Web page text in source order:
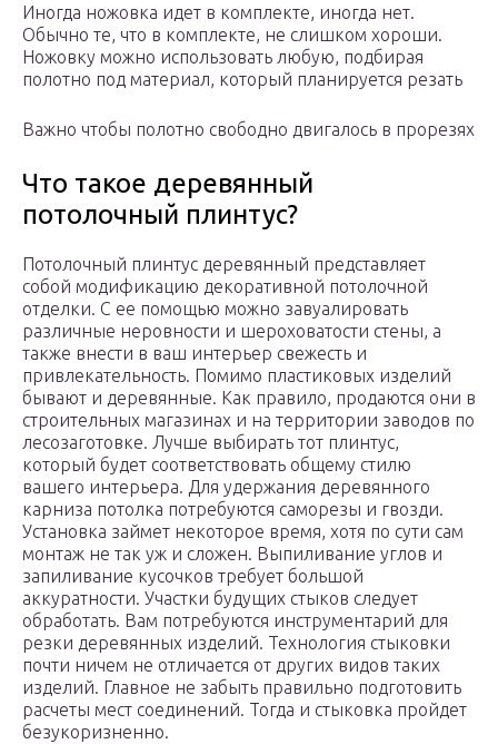
Иногда ножовка идет в комплекте, иногда нет.
Обычно те, что в комплекте, не слишком хороши.
Ножовку можно использовать любую, подбирая
полотно под материал, который планируется резать
Важно чтобы полотно свободно двигалось в прорезях
Что такое деревянный
потолочный плинтус?
Потолочный плинтус деревянный представляет
собой модификацию декоративной потолочной
отделки. С ее помощью можно завуалировать
различные неровности и шероховатости стены, а
также внести в ваш интерьер свежесть и
привлекательность. Помимо пластиковых изделий
бывают и деревянные. Как правило, продаются они в
строительных магазинах и на территории заводов по
лесозаготовке. Лучше выбирать тот плинтус,
который будет соответствовать общему стилю
вашего интерьера. Для удержания деревянного
карниза потолка потребуются саморезы и гвозди.
Установка займет некоторое время, хотя по сути сам
монтаж не так уж и сложен. Выпиливание углов и
запиливание кусочков требует большой
аккуратности. Участки будущих стыков следует
обработать. Вам потребуются инструментарий для
резки деревянных изделий. Технология стыковки
почти ничем не отличается от других видов таких
изделий. Главное не забыть правильно подготовить
расчеты мест соединений. Тогда и стыковка пройдет
безукоризненно.